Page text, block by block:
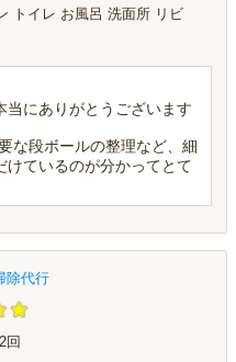
トイレ お風呂 洗面所 リビ
当にありがとうございます
な段ボールの整理など、細
けているのが分かってとて
除代行
回